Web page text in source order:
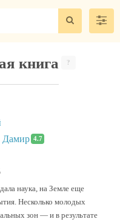
книга ?
Дамир 4.7
наука, на Земле еще
Несколько молодых
зон — и в результате